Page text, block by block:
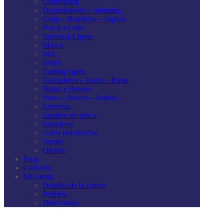
Depredadores – Spinning
Coup – Boloñesa – Inglesa
Pesca a Cebo
Spinning Ligero
Mosca
Mar
Siluro
Casting ligero
Vadeadores – Botas – Ropa
Nasas y Reteles
Patos – Barcas – Sondas
Linternas
Equipos de pesca
Sacaderas
Gafas polarizadas
Feeder
Ofertas
Blog
Contacto
Mi cuenta
Detalles de la cuenta
Pedidos
Direcciones